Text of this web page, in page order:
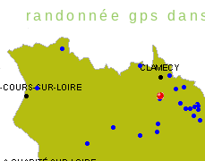
randonnée gps